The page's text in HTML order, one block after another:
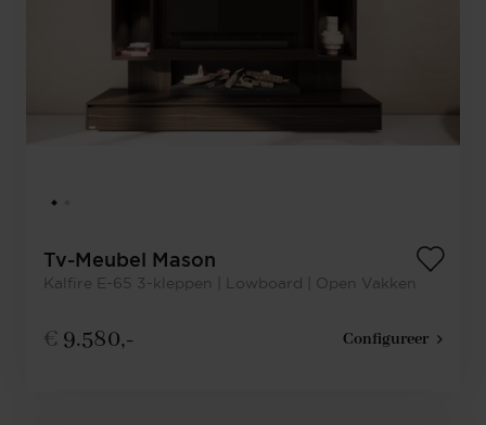
Tv-Meubel Mason
Kalfire E-65 3-kleppen | Lowboard | Open Vakken
€ 9.580,- Configureer